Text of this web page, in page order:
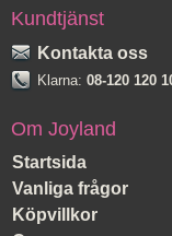
Kundtjänst
Kontakta oss
Klarna: 08-120 120
Om Joyland
Startsida
Vanliga frågor
Köpvillkor